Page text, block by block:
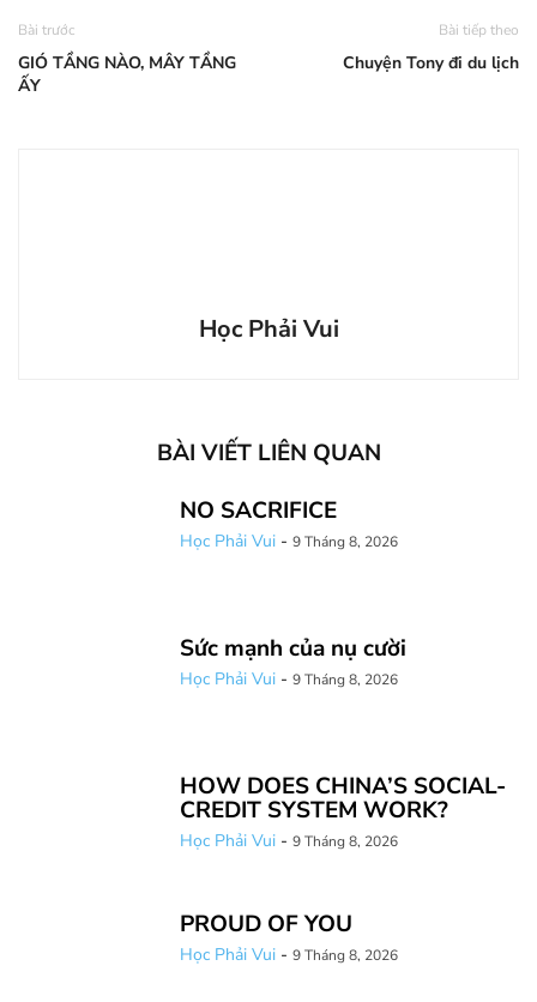
Bài trước
GIÓ TẦNG NÀO, MÂY TẦNG
ẤY
Bài tiếp theo
Chuyện Tony đi du lịch
Học Phải Vui
BÀI VIẾT LIÊN QUAN
NO SACRIFICE
Học Phải Vui - 9 Tháng 8, 2026
Sức mạnh của nụ cười
Học Phải Vui - 9 Tháng 8, 2026
HOW DOES CHINA’S SOCIAL-
CREDIT SYSTEM WORK?
Học Phải Vui - 9 Tháng 8, 2026
PROUD OF YOU
Học Phải Vui - 9 Tháng 8, 2026